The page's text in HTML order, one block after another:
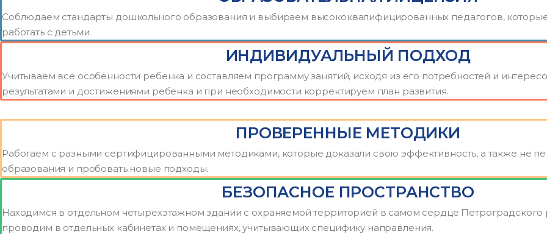
Соблюдаем стандарты дошкольного образования и выбираем высококвалифицированных педагогов,
работать с детьми.
ИНДИВИДУАЛЬНЫЙ ПОДХОД
Учитываем все особенности ребенка и составляем программу занятий, исходя из его потребностей и
результатами и достижениями ребенка и при необходимости корректируем план развития.
ПРОВЕРЕННЫЕ МЕТОДИКИ
Работаем с разными сертифицированными методиками, которые доказали свою эффективность, а также не
образования и пробовать новые подходы.
БЕЗОПАСНОЕ ПРОСТРАНСТВО
Находимся в отдельном четырехэтажном здании с охраняемой территорией в самом сердце Петроградского
проводим в отдельных кабинетах и помещениях, учитывающих специфику направления.